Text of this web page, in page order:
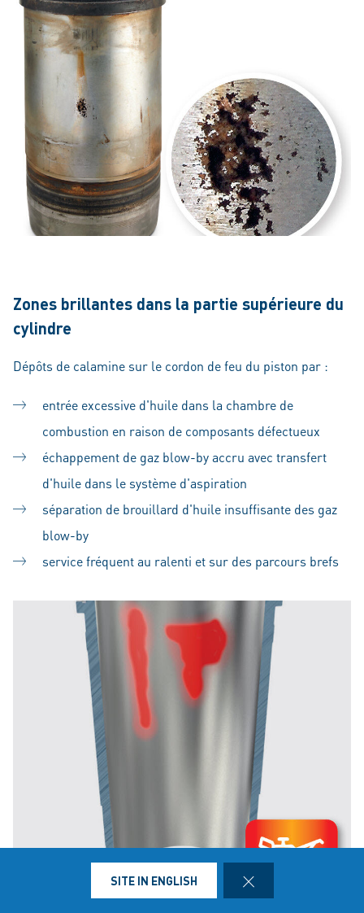
Zones brillantes dans la partie supérieure du
cylindre
Dépôts de calamine sur le cordon de feu du piston par :
entrée excessive d'huile dans la chambre de
combustion en raison de composants défectueux
échappement de gaz blow-by accru avec transfert
d'huile dans le système d'aspiration
séparation de brouillard d'huile insuffisante des gaz
blow-by
service fréquent au ralenti et sur des parcours brefs
SITE IN ENGLISH CLOSE